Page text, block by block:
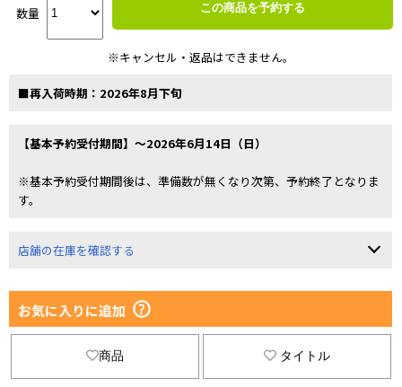
数量 この商品を予約する
※キャンセル・返品はできません。
■再入荷時期：2026年8月下旬
【基本予約受付期間】～2026年6月14日（日）
※基本予約受付期間後は、準備数が無くなり次第、予約終了となりま
す。
店舗の在庫を確認する
お気に入りに追加
商品 タイトル